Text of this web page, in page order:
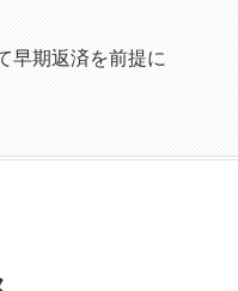
早期返済を前提に